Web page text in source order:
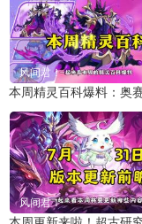
风间君！
风间君！